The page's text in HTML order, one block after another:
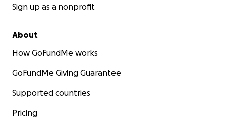
Sign up as a nonprofit
About
How GoFundMe works
GoFundMe Giving Guarantee
Supported countries
Pricing